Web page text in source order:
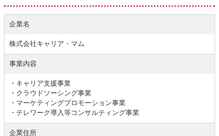
企業名
株式会社キャリア・マム
事業内容
・キャリア支援事業
・クラウドソーシング事業
・マーケティングプロモーション事業
・テレワーク導入等コンサルティング事業
企業住所